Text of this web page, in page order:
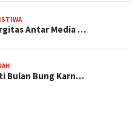
Antar Media …
Bulan Bung Karn…